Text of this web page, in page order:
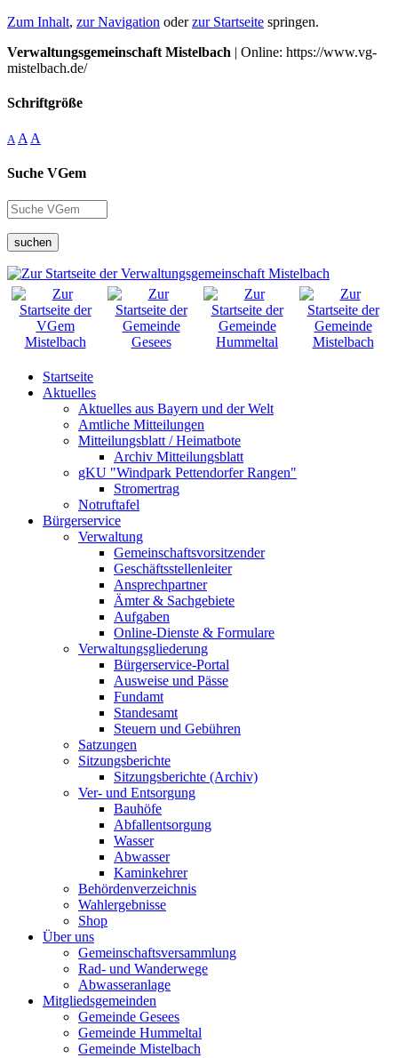
Zum Inhalt, zur Navigation oderzur Startseite springen.
Verwaltungsgemeinschaft Mistelbach | Online: https://www.vg-
mistelbach.de/
Schriftgröße
A A A
Suche VGem
suchen
Startseite
Aktuelles
Aktuelles aus Bayern und der Welt
Amtliche Mitteilungen
Mitteilungsblatt / Heimatbote
Archiv Mitteilungsblatt
gKU "Windpark Pettendorfer Rangen"
Stromertrag
Notruftafel
Bürgerservice
Verwaltung
Gemeinschaftsvorsitzender
Geschäftsstellenleiter
Ansprechpartner
Ämter & Sachgebiete
Aufgaben
Online-Dienste & Formulare
Verwaltungsgliederung
Bürgerservice-Portal
Ausweise und Pässe
Fundamt
Standesamt
Steuern und Gebühren
Satzungen
Sitzungsberichte
Sitzungsberichte (Archiv)
Ver- und Entsorgung
Bauhöfe
Abfallentsorgung
Wasser
Abwasser
Kaminkehrer
Behördenverzeichnis
Wahlergebnisse
Shop
Über uns
Gemeinschaftsversammlung
Rad- und Wanderwege
Abwasseranlage
Mitgliedsgemeinden
Gemeinde Gesees
Gemeinde Hummeltal
Gemeinde Mistelbach